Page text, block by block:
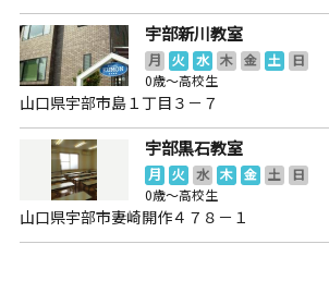
宇部新川教室
月 火 水 木 金 土
日
0歳～高校生
山口県宇部市島１丁目３－７
宇部黒石教室
月 火 水 木 金 土
日
0歳～高校生
山口県宇部市妻崎開作４７８－１